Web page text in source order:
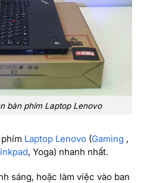
bàn phím Laptop Lenovo
Laptop Lenovo (Gaming ,
, Yoga) nhanh nhất.
sáng, hoặc làm việc vào ban